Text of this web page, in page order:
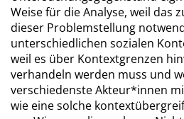
Weise für die Analyse, weil das
dieser Problemstellung
unterschiedlichen sozialen
weil es über Kontextgrenzen
verhandeln werden muss und
verschiedenste Akteur*innen
wie eine solche